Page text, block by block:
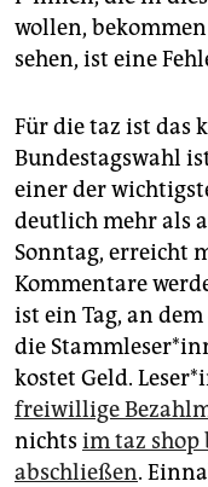
wollen,
sehen, ist eine
Für die taz ist das
Bundestagswahl
einer der
deutlich mehr als
Sonntag, erreicht
Kommentare
ist ein Tag, an
die
kostet Geld.
freiwillige
nichts im taz shop
abschließen.